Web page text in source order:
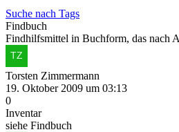
Suche nach Tags
Findbuch
Findhilfsmittel in Buchform, das nach
Torsten Zimmermann
19. Oktober 2009 um 03:13
0
Inventar
siehe Findbuch